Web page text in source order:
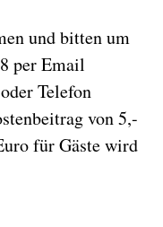
und bitten um
per Email
Telefon
von 5,-
für Gäste wird